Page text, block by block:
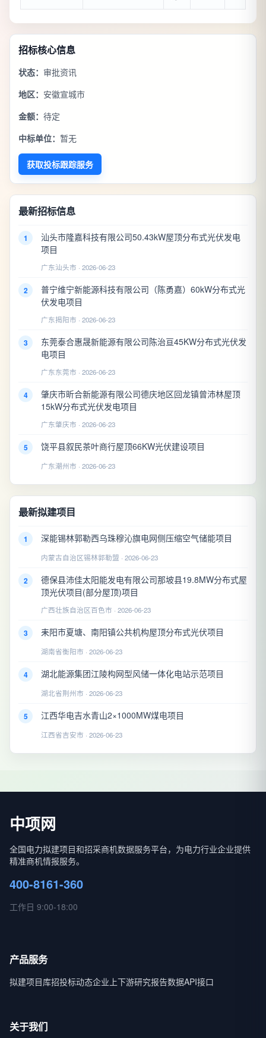
招标核心信息
状态： 审批资讯
地区： 安徽宣城市
金额： 待定
中标单位： 暂无
获取投标跟踪服务
最新招标信息
1
汕头市隆嘉科技有限公司50.43kW屋顶分布式光伏发电
项目
广东汕头市 · 2026-06-23
2
普宁维宁新能源科技有限公司（陈勇嘉）60kW分布式光
伏发电项目
广东揭阳市 · 2026-06-23
3
东莞泰合惠晟新能源有限公司陈治亘45KW分布式光伏发
电项目
广东东莞市 · 2026-06-23
4
肇庆市昕合新能源有限公司德庆地区回龙镇曾沛林屋顶
15kW分布式光伏发电项目
广东肇庆市 · 2026-06-23
5 饶平县叙民茶叶商行屋顶66KW光伏建设项目
广东潮州市 · 2026-06-23
最新拟建项目
1 深能锡林郭勒西乌珠穆沁旗电网侧压缩空气储能项目
内蒙古自治区锡林郭勒盟 · 2026-06-23
2
德保县沛佳太阳能发电有限公司那坡县19.8MW分布式屋
顶光伏项目(部分屋顶)项目
广西壮族自治区百色市 · 2026-06-23
3 耒阳市夏塘、南阳镇公共机构屋顶分布式光伏项目
湖南省衡阳市 · 2026-06-23
4 湖北能源集团江陵构网型风储一体化电站示范项目
湖北省荆州市 · 2026-06-23
5 江西华电吉水青山2×1000MW煤电项目
江西省吉安市 · 2026-06-23
中项网
全国电力拟建项目和招采商机数据服务平台，为电力行业企业提供
精准商机情报服务。
400-8161-360
工作日 9:00-18:00
产品服务
拟建项目库招投标动态企业上下游研究报告数据API接口
关于我们